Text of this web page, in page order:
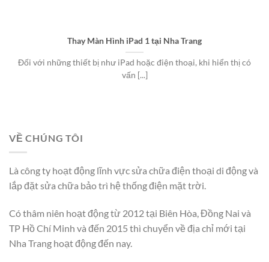
Thay Màn Hình iPad 1 tại Nha Trang
Đối với những thiết bị như iPad hoặc điện thoại, khi hiển thị có
vấn [...]
VỀ CHÚNG TÔI
Là công ty hoạt động lĩnh vực sửa chữa điện thoại di động và
lắp đặt sửa chữa bảo trì hệ thống điện mặt trời.
Có thâm niên hoạt động từ 2012 tại Biên Hòa, Đồng Nai và
TP Hồ Chí Minh và đến 2015 thì chuyển về địa chỉ mới tại
Nha Trang hoạt động đến nay.